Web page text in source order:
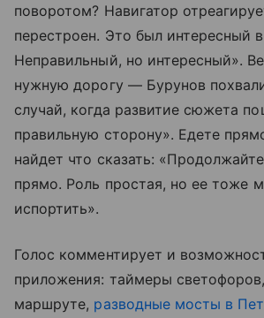
поворотом? Навигатор
перестроен. Это был интересный
Неправильный, но интересный».
нужную дорогу — Бурунов
случай, когда развитие сюжета
правильную сторону». Едете
найдет что сказать:
прямо. Роль простая, но ее тоже
испортить».
Голос комментирует и
приложения: таймеры
маршруте, разводные мосты в